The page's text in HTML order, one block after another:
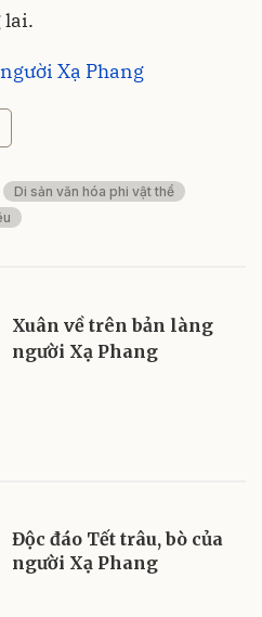
lai.
Xạ Phang
Di sản văn hóa phi vật thể
Xuân về trên bản làng
người Xạ Phang
Độc đáo Tết trâu, bò của
người Xạ Phang